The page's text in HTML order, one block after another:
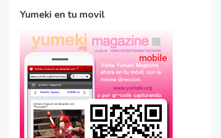
Yumeki en tu movil